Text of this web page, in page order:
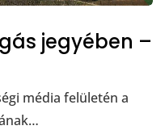
jegyében –
média felületén a